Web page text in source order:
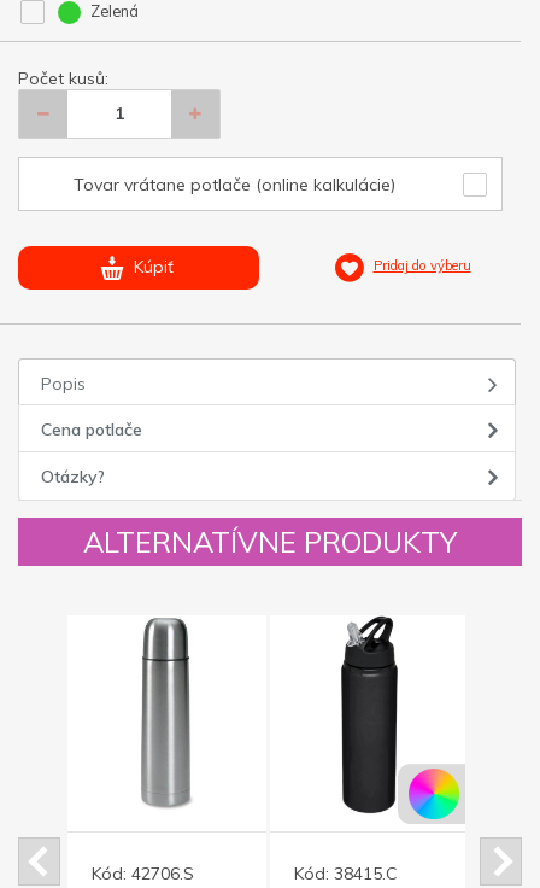
Zelená
Počet kusů:
Tovar vrátane potlače (online kalkulácie)
Kúpiť Pridaj do výberu
Popis
Cena potlače
Otázky?
ALTERNATÍVNE PRODUKTY
Kód: 42706.S
Kód: 38415.C
Kód: